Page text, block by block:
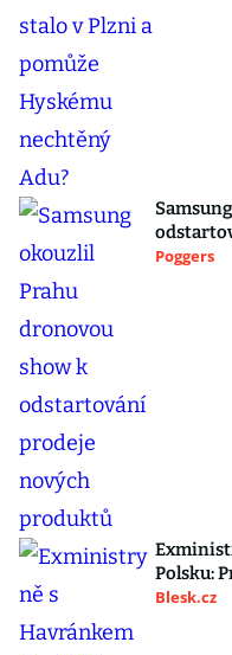
Poggers
Polsku:
Blesk.cz